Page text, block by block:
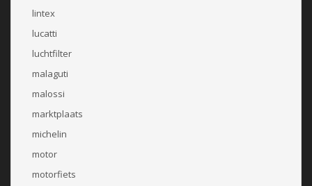
lintex
lucatti
luchtfilter
malaguti
malossi
marktplaats
michelin
motor
motorfiets